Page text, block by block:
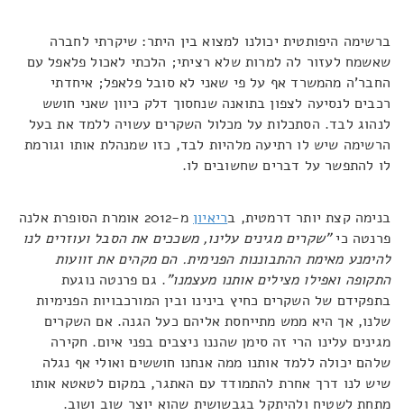
ברשימה היפותטית יכולנו למצוא בין היתר: שיקרתי לחברה
שאשמח לעזור לה למרות שלא רציתי; הלכתי לאכול פלאפל עם
החבר'ה מהמשרד אף על פי שאני לא סובל פלאפל; איחדתי
רכבים לנסיעה לצפון בתואנה שנחסוך דלק כיוון שאני חושש
לנהוג לבד. הסתכלות על מכלול השקרים עשויה ללמד את בעל
הרשימה שיש לו רתיעה מלהיות לבד, כזו שמנהלת אותו וגורמת
לו להתפשר על דברים שחשובים לו.
בנימה קצת יותר דרמטית, בריאיון
מ-2012 אומרת הסופרת אלנה
פרנטה כי"שקרים מגינים עלינו, משככים את הסבל ועוזרים לנו
להימנע מאימת ההתבוננות הפנימית. הם מקהים את זוועות
התקופה ואפילו מצילים אותנו מעצמנו". גם פרנטה נוגעת
בתפקידם של השקרים כחיץ בינינו ובין המורכבויות הפנימיות
שלנו, אך היא ממש מתייחסת אליהם כעל הגנה. אם השקרים
מגינים עלינו הרי זה סימן שהננו ניצבים בפני איום. חקירה
שלהם יכולה ללמד אותנו ממה אנחנו חוששים ואולי אף נגלה
שיש לנו דרך אחרת להתמודד עם האתגר, במקום לטאטא אותו
מתחת לשטיח ולהיתקל בגבשושית שהוא יוצר שוב ושוב.